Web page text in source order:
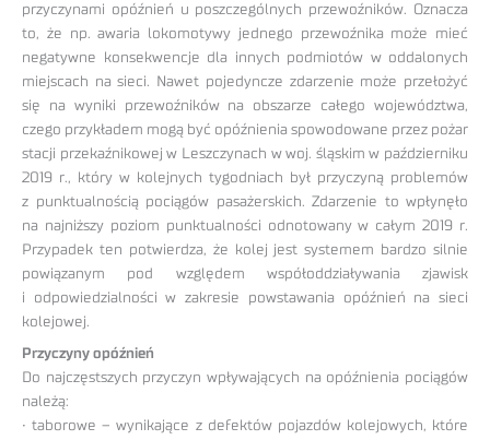
przyczynami opóźnień u poszczególnych przewoźników. Oznacza
to, że np. awaria lokomotywy jednego przewoźnika może mieć
negatywne konsekwencje dla innych podmiotów w oddalonych
miejscach na sieci. Nawet pojedyncze zdarzenie może przełożyć
się na wyniki przewoźników na obszarze całego województwa,
czego przykładem mogą być opóźnienia spowodowane przez pożar
stacji przekaźnikowej w Leszczynach w woj. śląskim w październiku
2019 r., który w kolejnych tygodniach był przyczyną problemów
z punktualnością pociągów pasażerskich. Zdarzenie to wpłynęło
na najniższy poziom punktualności odnotowany w całym 2019 r.
Przypadek ten potwierdza, że kolej jest systemem bardzo silnie
powiązanym pod względem współoddziaływania zjawisk
i odpowiedzialności w zakresie powstawania opóźnień na sieci
kolejowej.
Przyczyny opóźnień
Do najczęstszych przyczyn wpływających na opóźnienia pociągów
należą:
• taborowe – wynikające z defektów pojazdów kolejowych, które